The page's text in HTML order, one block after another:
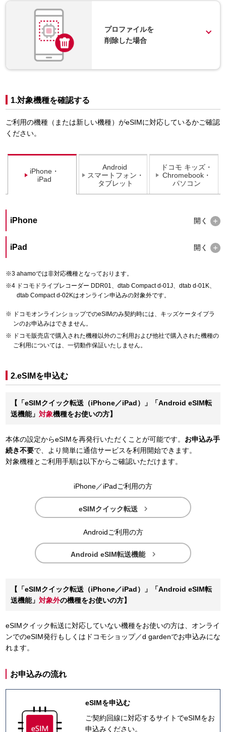
プロファイルを
削除した場合
1.対象機種を確認する
ご利用の機種（または新しい機種）がeSIMに対応しているかご確認
ください。
iPhone・
iPad
Android
スマートフォン・
タブレット
ドコモ キッズ・
Chromebook・
パソコン
iPhone 開く
iPad 開く
ahamoでは非対応機種となっております。
ドコモドライブレコーダー DDR01、dtab Compact d-01J、dtab d-01K、
dtab Compact d-02Kはオンライン申込みの対象外です。
ドコモオンラインショップでのeSIMのみ契約時には、キッズケータイプラ
ンのお申込みはできません。
ドコモ販売店で購入された機種以外のご利用および他社で購入された機種の
ご利用については、一切動作保証いたしません。
2.eSIMを申込む
【「eSIMクイック転送（iPhone／iPad）」「Android eSIM転
送機能」 対象機種をお使いの方】
本体の設定からeSIMを再発行いただくことが可能です。 お申込み手
続き不要で、より簡単に通信サービスを利用開始できます。
対象機種とご利用手順は以下からご確認いただけます。
iPhone／iPadご利用の方
eSIMクイック転送 
Androidご利用の方
Android eSIM転送機能 
【「eSIMクイック転送（iPhone／iPad）」「Android eSIM転
送機能」 対象外の機種をお使いの方】
eSIMクイック転送に対応していない機種をお使いの方は、オンライ
ンでのeSIM発行もしくはドコモショップ／d gardenでお申込みにな
れます。
お申込みの流れ
eSIMを申込む
ご契約回線に対応するサイトでeSIMをお
申込みください。